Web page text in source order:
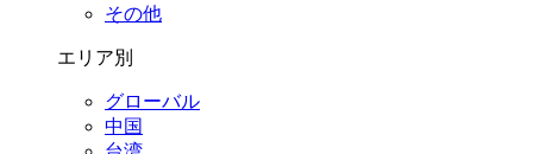
その他
エリア別
グローバル
中国